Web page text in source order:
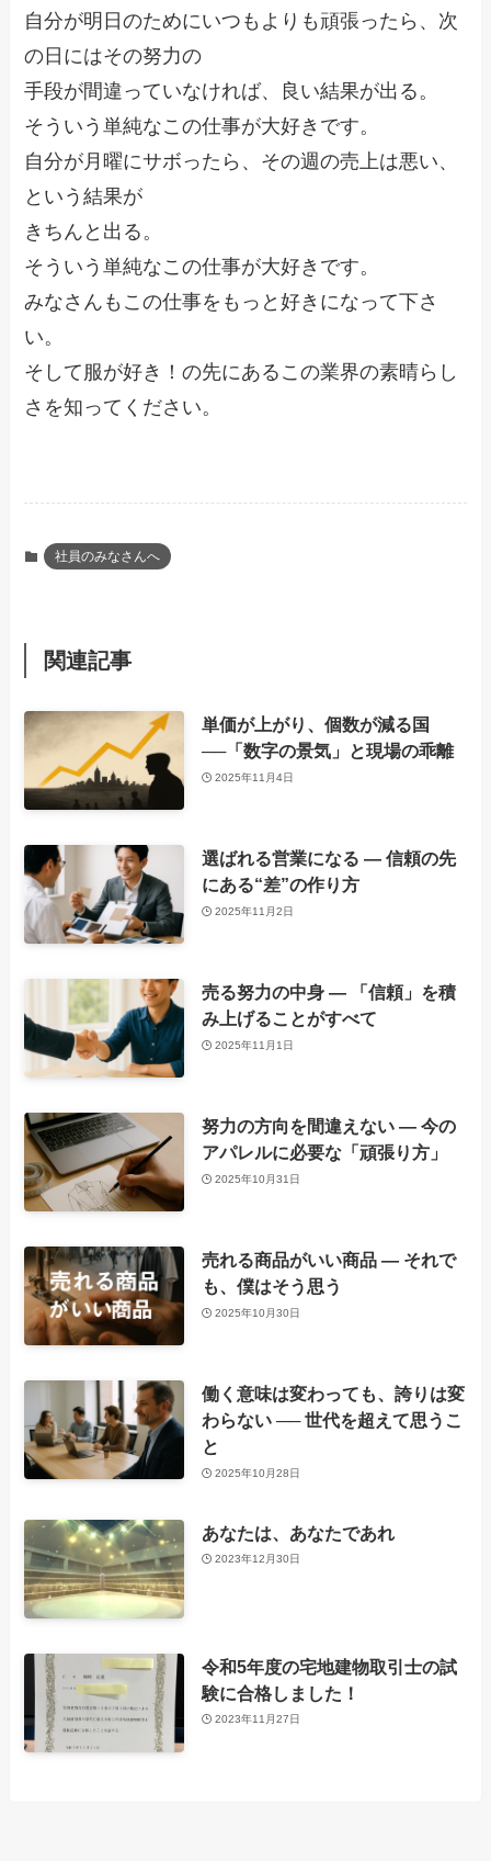
自分が明日のためにいつもよりも頑張ったら、次
の日にはその努力の
手段が間違っていなければ、良い結果が出る。
そういう単純なこの仕事が大好きです。
自分が月曜にサボったら、その週の売上は悪い、
という結果が
きちんと出る。
そういう単純なこの仕事が大好きです。
みなさんもこの仕事をもっと好きになって下さ
い。
そして服が好き！の先にあるこの業界の素晴らし
さを知ってください。
社員のみなさんへ
関連記事
単価が上がり、個数が減る国
──「数字の景気」と現場の乖離
2025年11月4日
選ばれる営業になる ― 信頼の先
にある“差”の作り方
2025年11月2日
売る努力の中身 ― 「信頼」を積
み上げることがすべて
2025年11月1日
努力の方向を間違えない ― 今の
アパレルに必要な「頑張り方」
2025年10月31日
売れる商品がいい商品 ― それで
も、僕はそう思う
2025年10月30日
働く意味は変わっても、誇りは変
わらない ── 世代を超えて思うこ
と
2025年10月28日
あなたは、あなたであれ
2023年12月30日
令和5年度の宅地建物取引士の試
験に合格しました！
2023年11月27日